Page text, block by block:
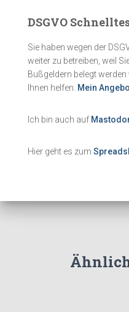
DSGVO
Sie haben wegen der
weiter zu betreiben, weil
Bußgeldern belegt
Ihnen helfen. Mein
Ich bin auch auf
Hier geht es zum